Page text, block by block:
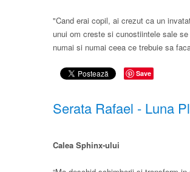
"Cand erai copil,​ ai crezut​ ca un
unui om creste si cunostiintele sale
numai si numai ceea ce trebuie sa
Save
Serata Rafael - Luna
Calea Sphinx-ului